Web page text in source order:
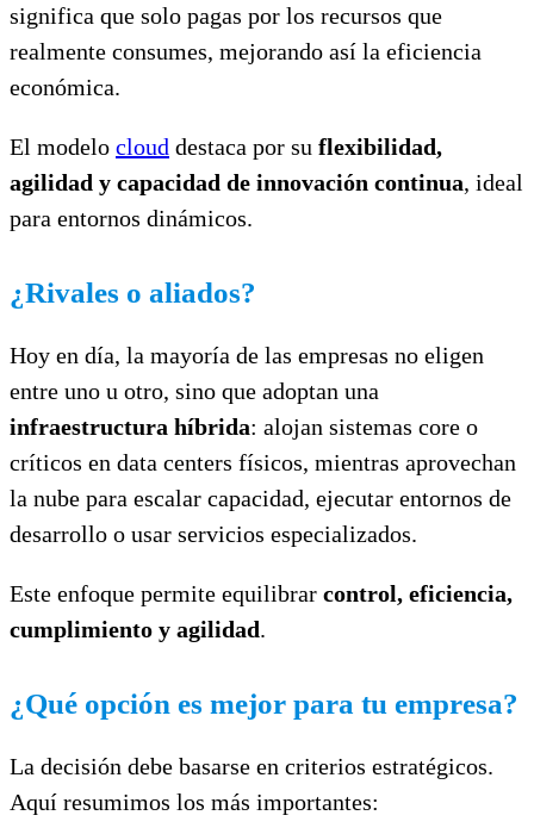
significa que solo pagas por los recursos que
realmente consumes, mejorando así la eficiencia
económica.
El modelo cloud destaca por su flexibilidad,
agilidad y capacidad de innovación continua, ideal
para entornos dinámicos.
¿Rivales o aliados?
Hoy en día, la mayoría de las empresas no eligen
entre uno u otro, sino que adoptan una
infraestructura híbrida: alojan sistemas core o
críticos en data centers físicos, mientras aprovechan
la nube para escalar capacidad, ejecutar entornos de
desarrollo o usar servicios especializados.
Este enfoque permite equilibrar control, eficiencia,
cumplimiento y agilidad.
¿Qué opción es mejor para tu empresa?
La decisión debe basarse en criterios estratégicos.
Aquí resumimos los más importantes: